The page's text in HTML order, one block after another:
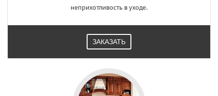
неприхотливость в уходе.
ЗАКАЗАТЬ